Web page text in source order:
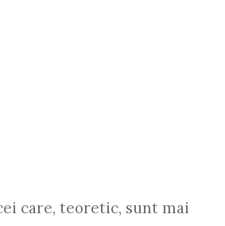
care, teoretic, sunt mai